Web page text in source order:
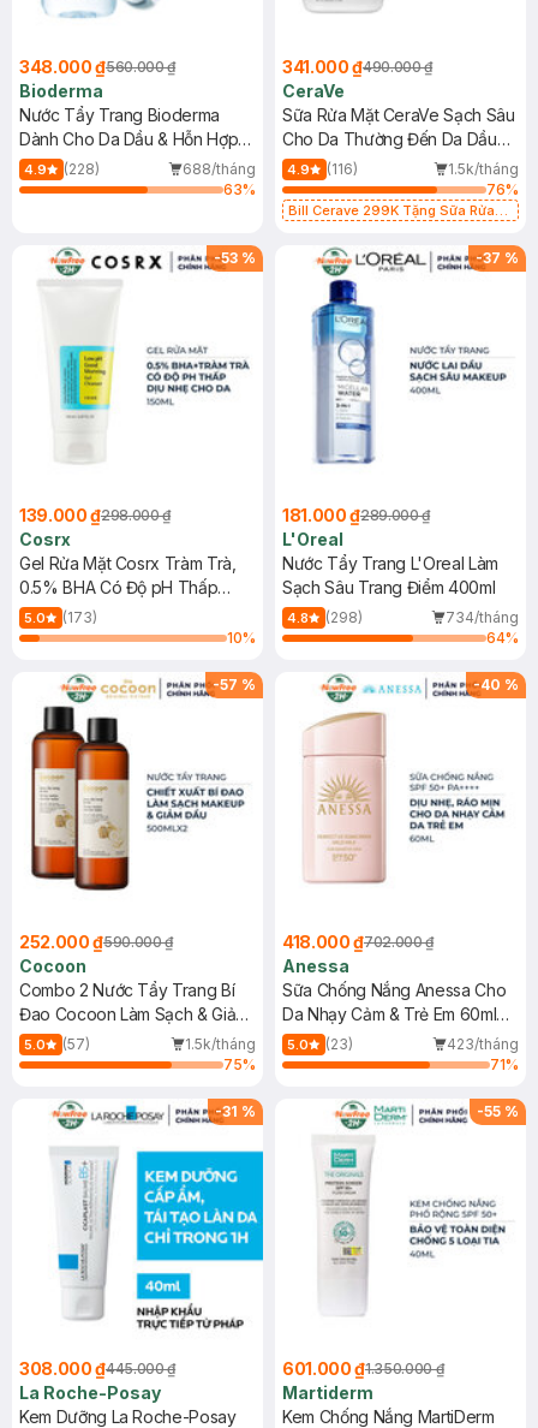
348.000 ₫560.000 ₫
Bioderma
Nước Tẩy Trang Bioderma
Dành Cho Da Dầu & Hỗn Hợp
500ml
4.9 (228)
688/tháng
63%
341.000 ₫490.000 ₫
CeraVe
Sữa Rửa Mặt CeraVe Sạch Sâu
Cho Da Thường Đến Da Dầu
473ml
4.9 (116)
1.5k/tháng
76%
Bill Cerave 299K Tặng Sữa Rửa
-53 %
139.000 ₫298.000 ₫
Cosrx
Gel Rửa Mặt Cosrx Tràm Trà,
0.5% BHA Có Độ pH Thấp
150ml
5.0
(173)
10%
-37 %
181.000 ₫289.000 ₫
L'Oreal
Nước Tẩy Trang L'Oreal Làm
Sạch Sâu Trang Điểm 400ml
4.8 (298)
734/tháng
64%
-57 %
252.000 ₫590.000 ₫
Cocoon
Combo 2 Nước Tẩy Trang Bí
Đao Cocoon Làm Sạch & Giảm
Dầu 500ml
5.0 (57)
1.5k/tháng
75%
-40 %
418.000 ₫702.000 ₫
Anessa
Sữa Chống Nắng Anessa Cho
Da Nhạy Cảm & Trẻ Em 60ml
(Mới)
5.0 (23)
423/tháng
71%
-31 %
308.000 ₫445.000 ₫
La Roche-Posay
Kem Dưỡng La Roche-Posay
-55 %
601.000 ₫1.350.000 ₫
Martiderm
Kem Chống Nắng MartiDerm